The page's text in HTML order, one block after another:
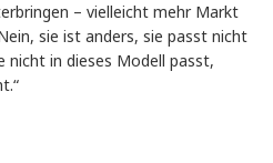
– vielleicht mehr Markt
sie ist anders, sie passt nicht
nicht in dieses Modell passt,